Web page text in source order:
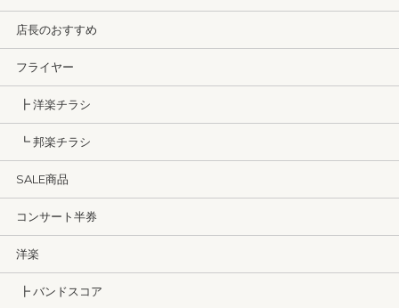
店長のおすすめ
フライヤー
┣ 洋楽チラシ
┗ 邦楽チラシ
SALE商品
コンサート半券
洋楽
┣ バンドスコア